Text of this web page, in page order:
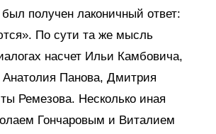
получен лаконичный ответ:
По сути та же мысль
насчет Ильи Камбовича,
Панова, Дмитрия
Ремезова. Несколько иная
Гончаровым и Виталием